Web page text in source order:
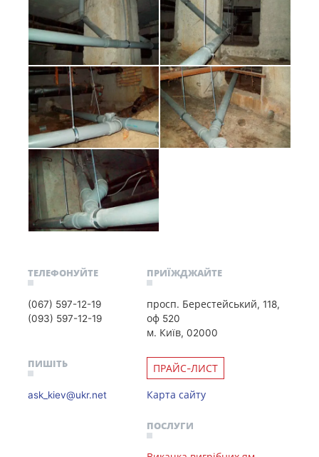
ТЕЛЕФОНУЙТЕ
(067) 597-12-19
(093) 597-12-19
ПРИЇЖДЖАЙТЕ
просп. Берестейський, 118,
оф 520
м. Київ, 02000
ПИШІТЬ
ask_kiev@ukr.net
ПРАЙС-ЛИСТ
Карта сайту
ПОСЛУГИ